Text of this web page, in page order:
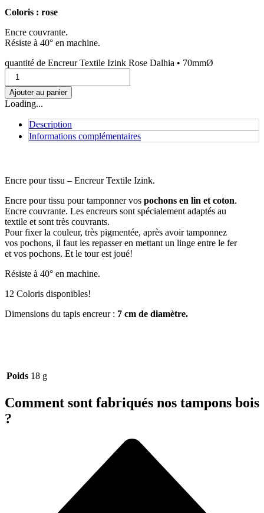
Coloris : rose
Encre couvrante.
Résiste à 40° en machine.
quantité de Encreur Textile Izink Rose Dalhia • 70mmØ
Ajouter au panier
Loading...
Description
Informations complémentaires
Encre pour tissu – Encreur Textile Izink.
Encre pour tissu pour tamponner vos pochons en lin et coton.
Encre couvrante. Les encreurs sont spécialement adaptés au
textile et sont très couvrants.
Pour fixer la couleur, très pigmentée, après avoir tamponnez
vos pochons, il faut les repasser en mettant un linge entre le fer
et vos pochons. Et le tour est joué!
Résiste à 40° en machine.
12 Coloris disponibles!
Dimensions du tapis encreur : 7 cm de diamètre.
Poids 18 g
Comment sont fabriqués nos tampons bois
?